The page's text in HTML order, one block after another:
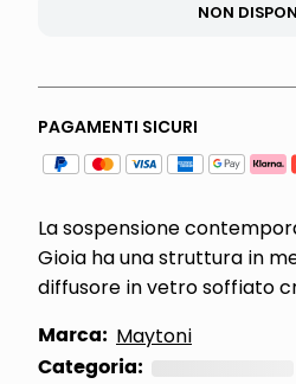
NON
PAGAMENTI SICURI
La sospensione
Gioia ha una struttura in
diffusore in vetro soffiato
Marca: Maytoni
Categoria: